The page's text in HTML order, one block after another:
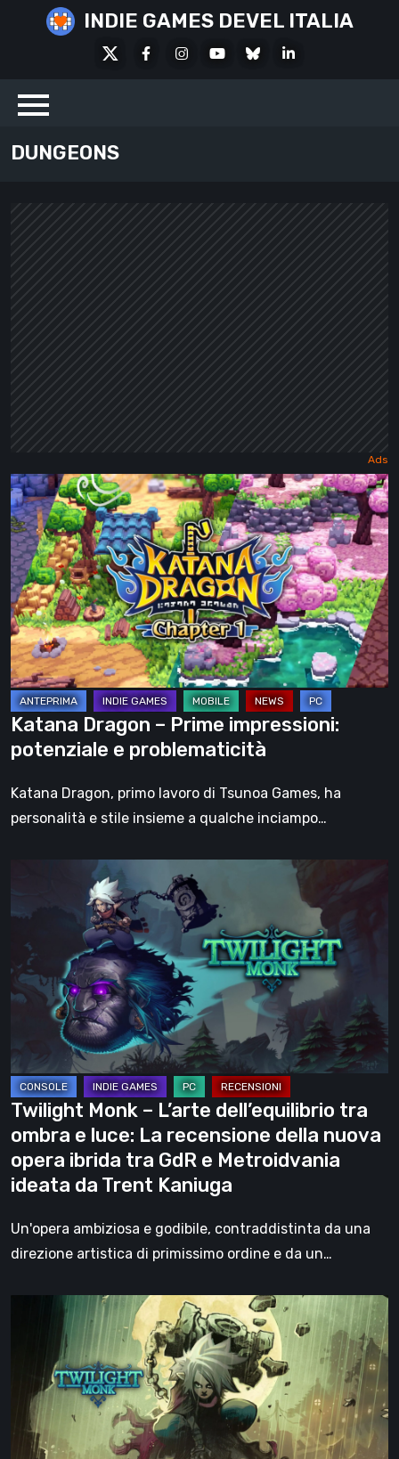
INDIE GAMES DEVEL ITALIA
FacebookInstagramYoutubeBlueskyLinkedIn
DUNGEONS
Katana
Dragon
–
Prime
impressioni:
potenziale
e
problematicità
Katana Dragon – Prime impressioni:
potenziale e problematicità
Katana Dragon, primo lavoro di Tsunoa Games, ha
personalità e stile insieme a qualche inciampo…
–
L’arte
dell’equilibrio
tra
ombra
luce:
La
recensione
della
nuova
opera
ibrida
tra
Metroidvania
Trent
Kaniuga
Twilight Monk – L’arte dell’equilibrio tra
ombra e luce: La recensione della nuova
opera ibrida tra GdR e Metroidvania
ideata da Trent Kaniuga
Un'opera ambiziosa e godibile, contraddistinta da una
direzione artistica di primissimo ordine e da un…
Annunciata
data